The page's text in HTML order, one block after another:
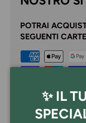
POTRAI
SEGUENTI
Il processo
provider che
Non
✨ IL